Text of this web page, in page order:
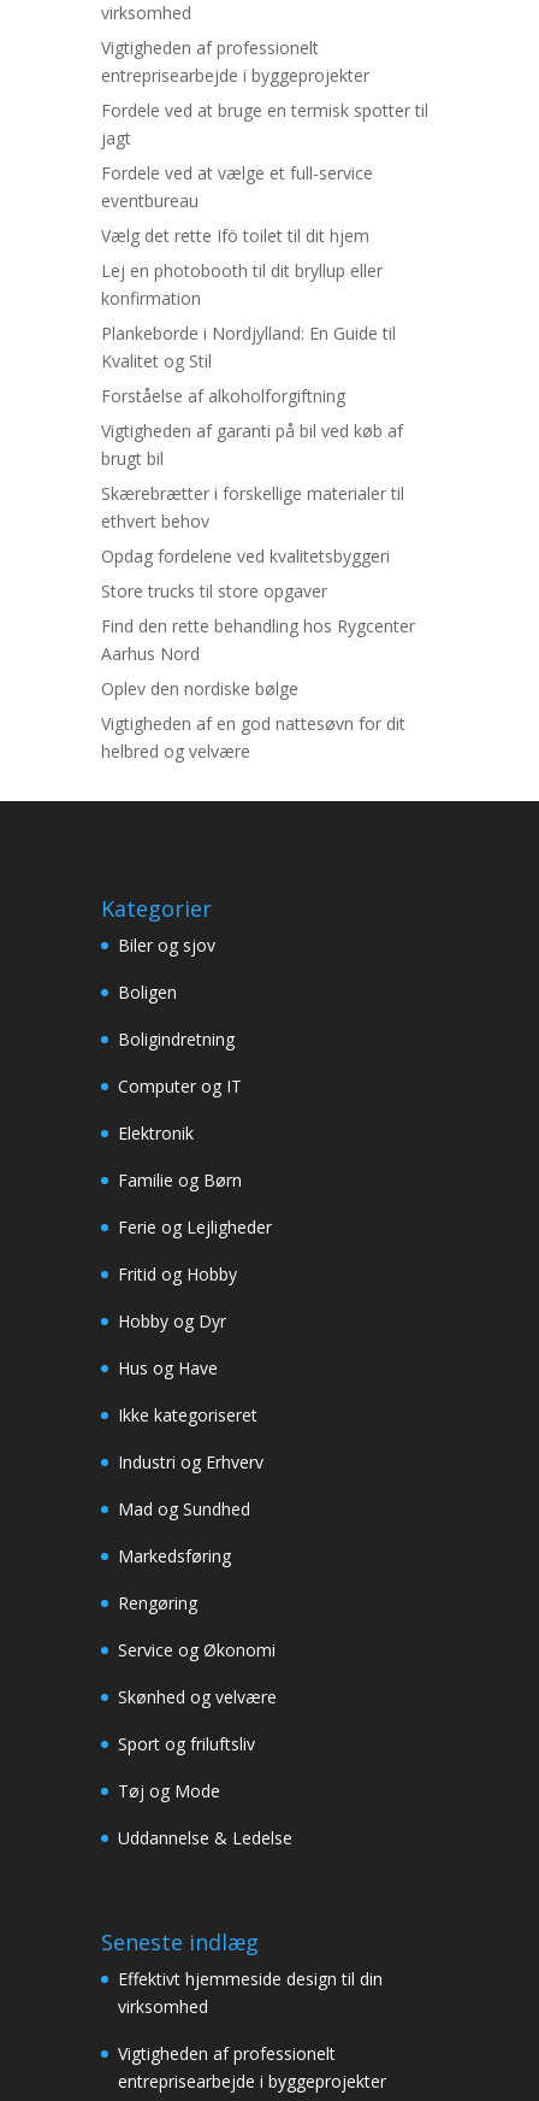
virksomhed
Vigtigheden af professionelt
entreprisearbejde i byggeprojekter
Fordele ved at bruge en termisk spotter til
jagt
Fordele ved at vælge et full-service
eventbureau
Vælg det rette Ifö toilet til dit hjem
Lej en photobooth til dit bryllup eller
konfirmation
Plankeborde i Nordjylland: En Guide til
Kvalitet og Stil
Forståelse af alkoholforgiftning
Vigtigheden af garanti på bil ved køb af
brugt bil
Skærebrætter i forskellige materialer til
ethvert behov
Opdag fordelene ved kvalitetsbyggeri
Store trucks til store opgaver
Find den rette behandling hos Rygcenter
Aarhus Nord
Oplev den nordiske bølge
Vigtigheden af en god nattesøvn for dit
helbred og velvære
Kategorier
Biler og sjov
Boligen
Boligindretning
Computer og IT
Elektronik
Familie og Børn
Ferie og Lejligheder
Fritid og Hobby
Hobby og Dyr
Hus og Have
Ikke kategoriseret
Industri og Erhverv
Mad og Sundhed
Markedsføring
Rengøring
Service og Økonomi
Skønhed og velvære
Sport og friluftsliv
Tøj og Mode
Uddannelse & Ledelse
Seneste indlæg
Effektivt hjemmeside design til din
virksomhed
Vigtigheden af professionelt
entreprisearbejde i byggeprojekter